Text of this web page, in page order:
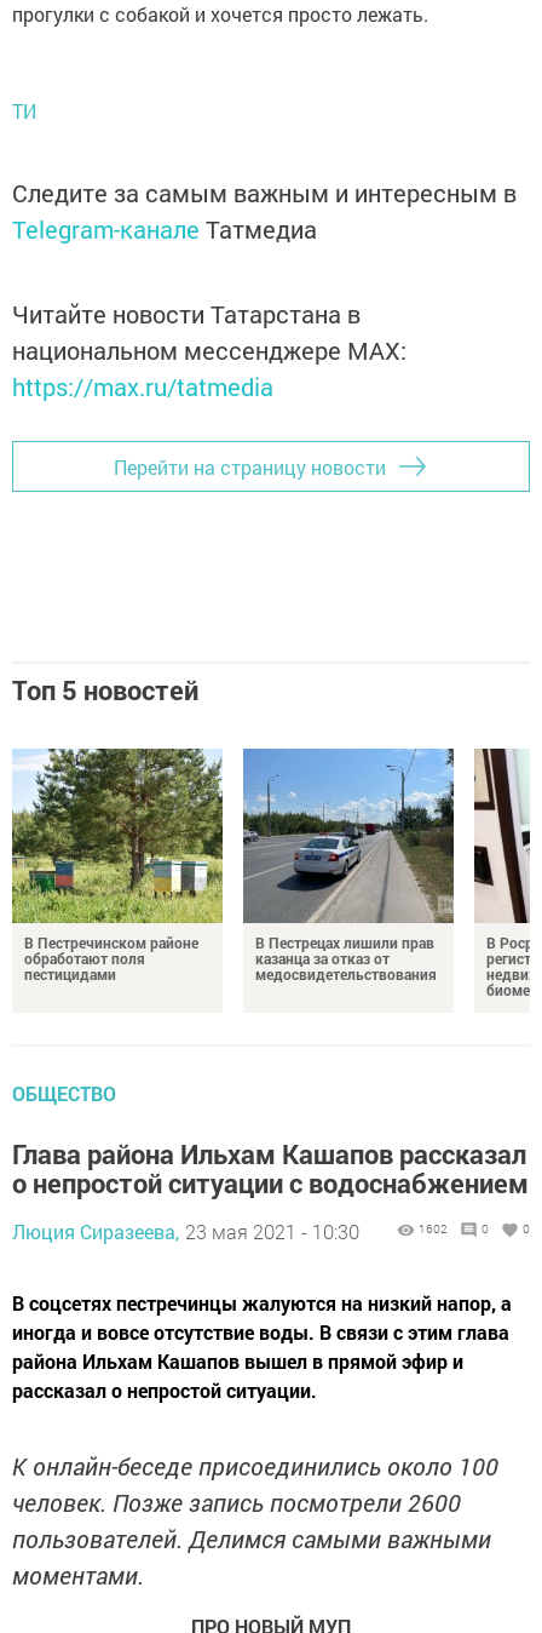
прогулки с собакой и хочется просто лежать.
ТИ
Следите за самым важным и интересным в
Telegram-канале Татмедиа
Читайте новости Татарстана в
национальном мессенджере MАХ:
https://max.ru/tatmedia
Перейти на страницу новости
Топ 5 новостей
В Пестречинском районе
обработают поля
пестицидами
В Пестрецах лишили прав
казанца за отказ от
медосвидетельствования
В
ОБЩЕСТВО
Глава района Ильхам Кашапов рассказал
о непростой ситуации с водоснабжением
Люция Сиразеева, 23 мая 2021 - 10:30 1602 0 0
В соцсетях пестречинцы жалуются на низкий напор, а
иногда и вовсе отсутствие воды. В связи с этим глава
района Ильхам Кашапов вышел в прямой эфир и
рассказал о непростой ситуации.
К онлайн-беседе присоединились около 100
человек. Позже запись посмотрели 2600
пользователей. Делимся самыми важными
моментами.
ПРО НОВЫЙ МУП